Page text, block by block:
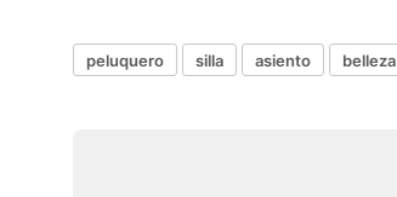
peluquero silla asiento belleza